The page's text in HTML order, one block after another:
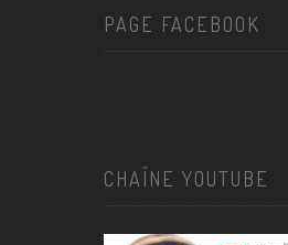
PAGE FACEBOOK
CHAÎNE YOUTUBE